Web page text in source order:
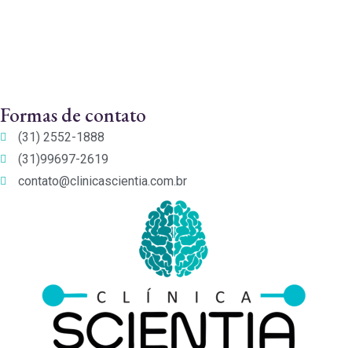
Formas de contato
(31) 2552-1888
(31)99697-2619
contato@clinicascientia.com.br